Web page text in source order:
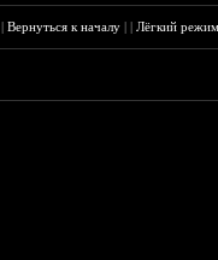
|Вернуться к началу ||Лёгкий